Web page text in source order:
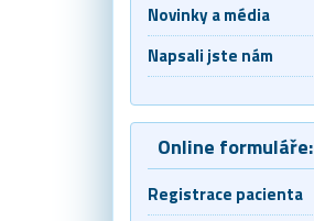
Novinky a média
Napsali jste nám
Online formuláře:
Registrace pacienta